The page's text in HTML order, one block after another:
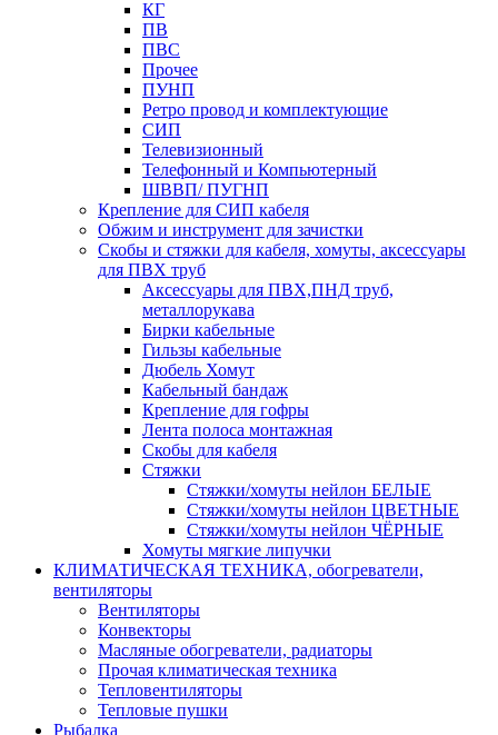
КГ
ПВ
ПВС
Прочее
ПУНП
Ретро провод и комплектующие
СИП
Телевизионный
Телефонный и Компьютерный
ШВВП/ ПУГНП
Крепление для СИП кабеля
Обжим и инструмент для зачистки
Скобы и стяжки для кабеля, хомуты, аксессуары
для ПВХ труб
Аксессуары для ПВХ,ПНД труб,
металлорукава
Бирки кабельные
Гильзы кабельные
Дюбель Хомут
Кабельный бандаж
Крепление для гофры
Лента полоса монтажная
Скобы для кабеля
Стяжки
Стяжки/хомуты нейлон БЕЛЫЕ
Стяжки/хомуты нейлон ЦВЕТНЫЕ
Стяжки/хомуты нейлон ЧЁРНЫЕ
Хомуты мягкие липучки
КЛИМАТИЧЕСКАЯ ТЕХНИКА, обогреватели,
вентиляторы
Вентиляторы
Конвекторы
Масляные обогреватели, радиаторы
Прочая климатическая техника
Тепловентиляторы
Тепловые пушки
Рыбалка